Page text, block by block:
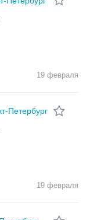
19 февраля
19 февраля